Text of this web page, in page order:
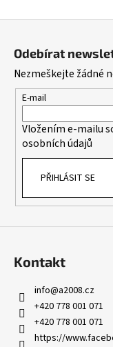
Odebírat
Nezmeškejte žádné
E-mail
Vložením e-mailu
osobních údajů
PŘIHLÁSIT SE
Kontakt
info@a2008.cz
+420 778 001 071
+420 778 001 071
https://